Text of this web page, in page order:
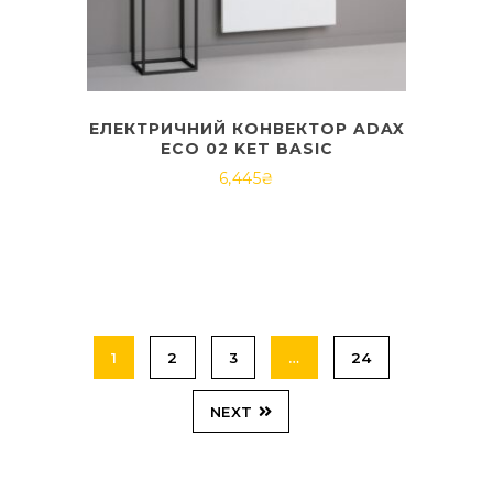
ЕЛЕКТРИЧНИЙ КОНВЕКТОР ADAX
ECO 02 KET BASIC
6,445₴
1 2 3 … 24
NEXT